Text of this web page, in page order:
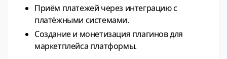
Приём платежей через интеграцию с
платёжными системами.
Создание и монетизация плагинов для
маркетплейса платформы.